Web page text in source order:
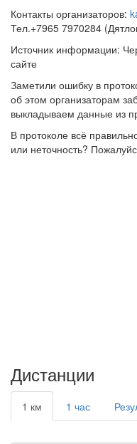
Контакты организаторов:
Тел.+7965 7970284
Источник информации:
сайте
Заметили ошибку в
об этом организаторам
выкладываем данные из
В протоколе всё
или неточность?
Дистанции
1 км 1 час